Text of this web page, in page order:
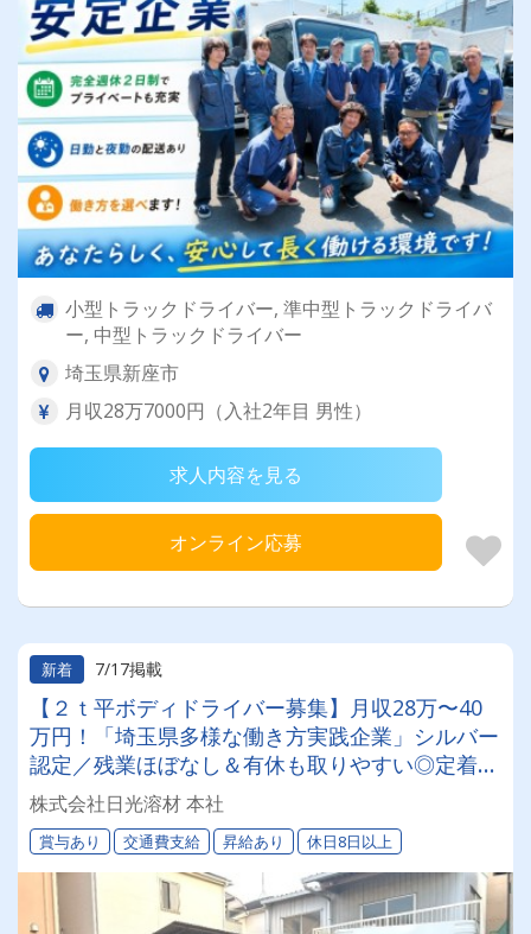
小型トラックドライバー, 準中型トラックドライバ
ー, 中型トラックドライバー
埼玉県新座市
月収28万7000円（入社2年目 男性）
求人内容を見る
オンライン応募
新着 7/17掲載
【２ｔ平ボディドライバー募集】月収28万〜40
万円！「埼玉県多様な働き方実践企業」シルバー
認定／残業ほぼなし＆有休も取りやすい◎定着率
抜群の職場で安定して働きませんか？
株式会社日光溶材 本社
賞与あり 交通費支給 昇給あり 休日8日以上